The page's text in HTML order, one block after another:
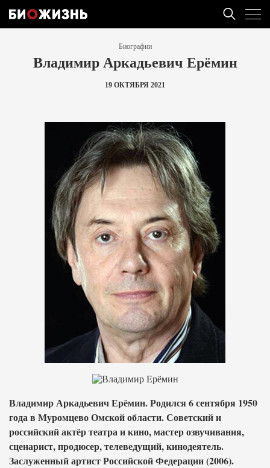
Биографии
Владимир Аркадьевич Ерёмин
19 ОКТЯБРЯ 2021
Владимир Аркадьевич Ерёмин. Родился 6 сентября 1950
года в Муромцево Омской области. Советский и
российский актёр театра и кино, мастер озвучивания,
сценарист, продюсер, телеведущий, кинодеятель.
Заслуженный артист Российской Федерации (2006).